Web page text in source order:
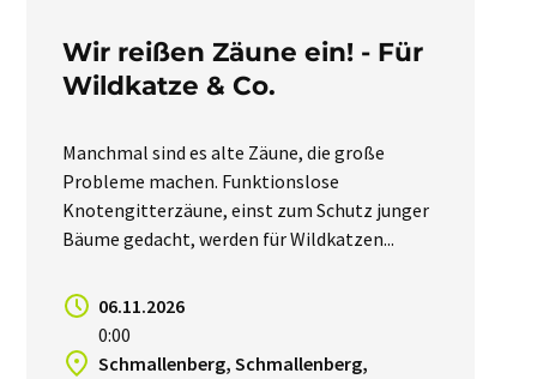
Wir reißen Zäune ein! - Für
Wildkatze & Co.
Manchmal sind es alte Zäune, die große
Probleme machen. Funktionslose
Knotengitterzäune, einst zum Schutz junger
Bäume gedacht, werden für Wildkatzen...
06.11.2026
0:00
Schmallenberg, Schmallenberg,